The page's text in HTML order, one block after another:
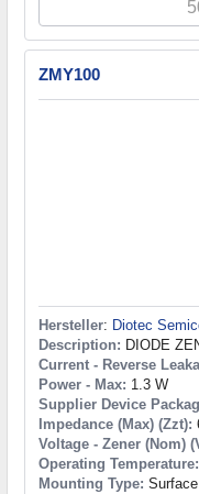
ZMY100
Hersteller: Diotec
Description: DIODE
Current - Reverse
Power - Max: 1.3 W
Supplier Device
Impedance (Max) (Zzt):
Voltage - Zener (Nom)
Operating Temperature:
Mounting Type: